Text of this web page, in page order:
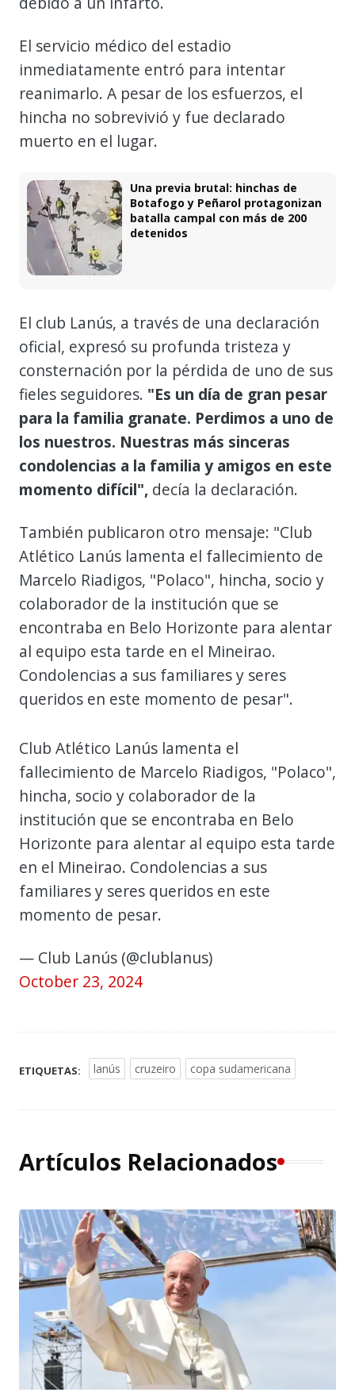
El servicio médico del estadio
inmediatamente entró para intentar
reanimarlo. A pesar de los esfuerzos, el
hincha no sobrevivió y fue declarado
muerto en el lugar.
Una previa brutal: hinchas de
Botafogo y Peñarol protagonizan
batalla campal con más de 200
detenidos
El club Lanús, a través de una declaración
oficial, expresó su profunda tristeza y
consternación por la pérdida de uno de sus
fieles seguidores. "Es un día de gran pesar
para la familia granate. Perdimos a uno de
los nuestros. Nuestras más sinceras
condolencias a la familia y amigos en este
momento difícil", decía la declaración.
También publicaron otro mensaje: "Club
Atlético Lanús lamenta el fallecimiento de
Marcelo Riadigos, "Polaco", hincha, socio y
colaborador de la institución que se
encontraba en Belo Horizonte para alentar
al equipo esta tarde en el Mineirao.
Condolencias a sus familiares y seres
queridos en este momento de pesar".
Club Atlético Lanús lamenta el
fallecimiento de Marcelo Riadigos, "Polaco",
hincha, socio y colaborador de la
institución que se encontraba en Belo
Horizonte para alentar al equipo esta tarde
en el Mineirao. Condolencias a sus
familiares y seres queridos en este
momento de pesar.
— Club Lanús (@clublanus)
October 23, 2024
ETIQUETAS: lanús cruzeiro copa sudamericana
Artículos Relacionados